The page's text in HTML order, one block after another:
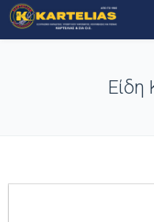
Είδη